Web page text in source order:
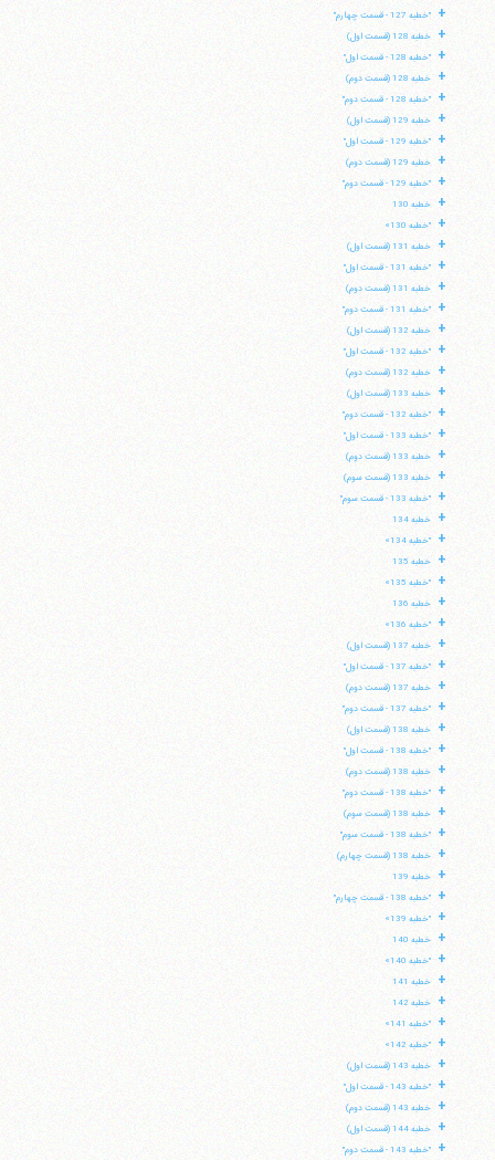
+ "خطبه 127 - قسمت چهارم"
+ خطبه 128 (قسمت اول)
+ "خطبه 128 - قسمت اول"
+ خطبه 128 (قسمت دوم)
+ "خطبه 128 - قسمت دوم"
+ خطبه 129 (قسمت اول)
+ "خطبه 129 - قسمت اول"
+ خطبه 129 (قسمت دوم)
+ "خطبه 129 - قسمت دوم"
+ خطبه 130
+ "خطبه 130»
+ خطبه 131 (قسمت اول)
+ "خطبه 131 - قسمت اول"
+ خطبه 131 (قسمت دوم)
+ "خطبه 131 - قسمت دوم"
+ خطبه 132 (قسمت اول)
+ "خطبه 132 - قسمت اول"
+ خطبه 132 (قسمت دوم)
+ خطبه 133 (قسمت اول)
+ "خطبه 132 - قسمت دوم"
+ "خطبه 133 - قسمت اول"
+ خطبه 133 (قسمت دوم)
+ خطبه 133 (قسمت سوم)
+ "خطبه 133 - قسمت سوم"
+ خطبه 134
+ "خطبه 134»
+ خطبه 135
+ "خطبه 135»
+ خطبه 136
+ "خطبه 136»
+ خطبه 137 (قسمت اول)
+ "خطبه 137 - قسمت اول"
+ خطبه 137 (قسمت دوم)
+ "خطبه 137 - قسمت دوم"
+ خطبه 138 (قسمت اول)
+ "خطبه 138 - قسمت اول"
+ خطبه 138 (قسمت دوم)
+ "خطبه 138 - قسمت دوم"
+ خطبه 138 (قسمت سوم)
+ "خطبه 138 - قسمت سوم"
+ خطبه 138 (قسمت چهارم)
+ خطبه 139
+ "خطبه 138 - قسمت چهارم"
+ "خطبه 139»
+ خطبه 140
+ "خطبه 140»
+ خطبه 141
+ خطبه 142
+ "خطبه 141»
+ "خطبه 142»
+ خطبه 143 (قسمت اول)
+ "خطبه 143 - قسمت اول"
+ خطبه 143 (قسمت دوم)
+ خطبه 144 (قسمت اول)
+ "خطبه 143 - قسمت دوم"